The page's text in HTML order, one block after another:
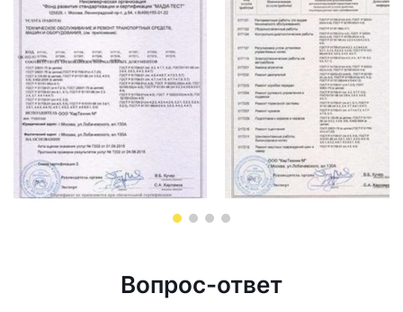
Вопрос-ответ